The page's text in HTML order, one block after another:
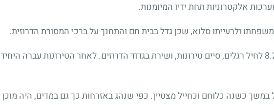
אלקטרוניות תחת ידיו המיומנות.
ולרעייתו סלוא, שכן גדל בבית חם והתחנך על ברכי המסורת הדרוזית.
התגייס ב-8.2.2005 לחיל רגלים, סיים טירונות, ושירת בגדוד הדרוזים. לאחר הטירונות
במשך כשנה כלוחם וכחייל מצטיין. כפי שנהג באזרחות כך גם במדים, היה